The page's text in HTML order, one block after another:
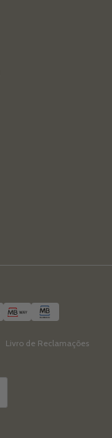
Livro de Reclamações